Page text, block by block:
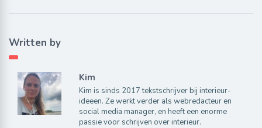
Written by
Kim
Kim is sinds 2017 tekstschrijver bij interieur-
ideeen. Ze werkt verder als webredacteur en
social media manager, en heeft een enorme
passie voor schrijven over interieur.